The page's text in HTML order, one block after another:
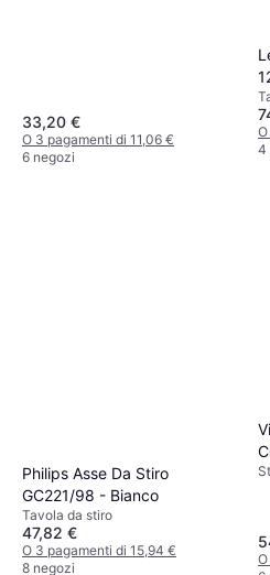
33,20 €
O 3 pagamenti di 11,06 €
6 negozi
4
Philips Asse Da Stiro
GC221/98 - Bianco
Tavola da stiro
47,82 €
O 3 pagamenti di 15,94 €
8 negozi